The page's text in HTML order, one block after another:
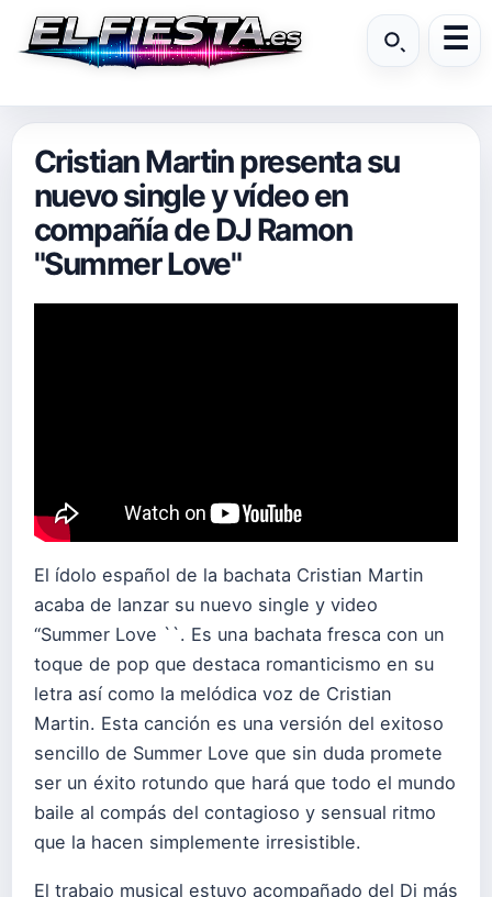
Cristian Martin presenta su
nuevo single y vídeo en
compañía de DJ Ramon
"Summer Love"
El ídolo español de la bachata Cristian Martin
acaba de lanzar su nuevo single y video
“Summer Love ``. Es una bachata fresca con un
toque de pop que destaca romanticismo en su
letra así como la melódica voz de Cristian
Martin. Esta canción es una versión del exitoso
sencillo de Summer Love que sin duda promete
ser un éxito rotundo que hará que todo el mundo
baile al compás del contagioso y sensual ritmo
que la hacen simplemente irresistible.
El trabajo musical estuvo acompañado del Dj más